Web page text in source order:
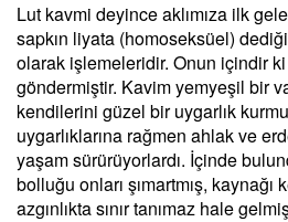
Lut kavmi deyince aklımıza ilk
sapkın liyata (homoseksüel)
olarak işlemeleridir. Onun içindir
göndermiştir. Kavim yemyeşil bir
kendilerini güzel bir uygarlık
uygarlıklarına rağmen ahlak ve
yaşam sürürüyorlardı. İçinde
bolluğu onları şımartmış, kaynağı
azgınlıkta sınır tanımaz hale